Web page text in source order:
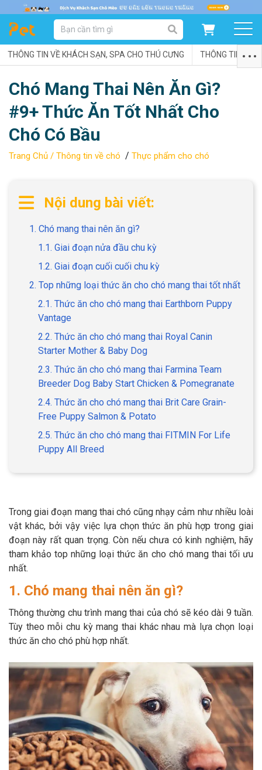
DANH MỤC SẢN PHẨM
SẢN PHẨM DÀNH CHO MÈO SẢN PHẨM DÀNH CHO CHÓ
SẨN PHẨM THEO THƯƠNG HIỆU
GIỚI THIỆU
Khách sạn chó mèo Spa chó mèo
Dịch vụ cắt tỉa lông chó
Dịch vụ huấn luyện chó
Dịch vụ mua bán chó
Thông tin về khách sạn,
spa cho thú cưng
Thông tin về chó
Chính sách mua hàng Chính sách vận chuyển
Chính sách đổi trả
LIÊN HỆ
TỔNG ĐÀI TƯ VẤN
0929894774
THÔNG TIN VỀ KHÁCH SẠN, SPA CHO THÚ CƯNG THÔNG TIN VỀ
Chó Mang Thai Nên Ăn Gì?
#9+ Thức Ăn Tốt Nhất Cho
Chó Có Bầu
Trang Chủ / Thông tin về chó / Thực phẩm cho chó
Nội dung bài viết:
1. Chó mang thai nên ăn gì?
1.1. Giai đoạn nửa đầu chu kỳ
1.2. Giai đoạn cuối cuối chu kỳ
2. Top những loại thức ăn cho chó mang thai tốt nhất
2.1. Thức ăn cho chó mang thai Earthborn Puppy
Vantage
2.2. Thức ăn cho chó mang thai Royal Canin
Starter Mother & Baby Dog
2.3. Thức ăn cho chó mang thai Farmina Team
Breeder Dog Baby Start Chicken & Pomegranate
2.4. Thức ăn cho chó mang thai Brit Care Grain-
Free Puppy Salmon & Potato
2.5. Thức ăn cho chó mang thai FITMIN For Life
Puppy All Breed
Trong giai đoạn mang thai chó cũng nhạy cảm như nhiều loài
vật khác, bởi vậy việc lựa chọn thức ăn phù hợp trong giai
đoạn này rất quan trọng. Còn nếu chưa có kinh nghiệm, hãy
tham khảo top những loại thức ăn cho chó mang thai tối ưu
nhất.
1. Chó mang thai nên ăn gì?
Thông thường chu trình mang thai của chó sẽ kéo dài 9 tuần.
Tùy theo mỗi chu kỳ mang thai khác nhau mà lựa chọn loại
thức ăn cho chó phù hợp nhất.